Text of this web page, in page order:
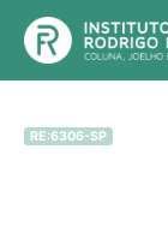
para
RE:6306-SP